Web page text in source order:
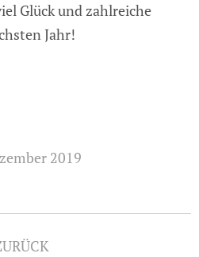
Glück und zahlreiche
Jahr!
2019